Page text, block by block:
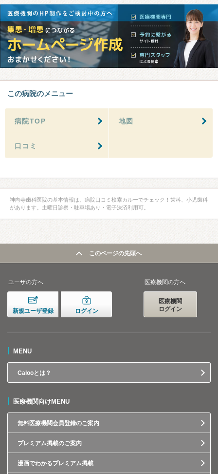
この病院のメニュー
病院TOP 地図
口コミ
神向寺歯科医院の基本情報は、病院口コミ検索カルーでチェック！歯科、小児歯科
があります。土曜日診察・駐車場あり・電子決済利用可。
このページの先頭へ
ユーザの方へ
新規ユーザ登録 ログイン
医療機関の方へ
医療機関
ログイン
MENU
Calooとは？
医療機関向けMENU
無料医療機関会員登録のご案内
プレミアム掲載のご案内
漫画でわかるプレミアム掲載